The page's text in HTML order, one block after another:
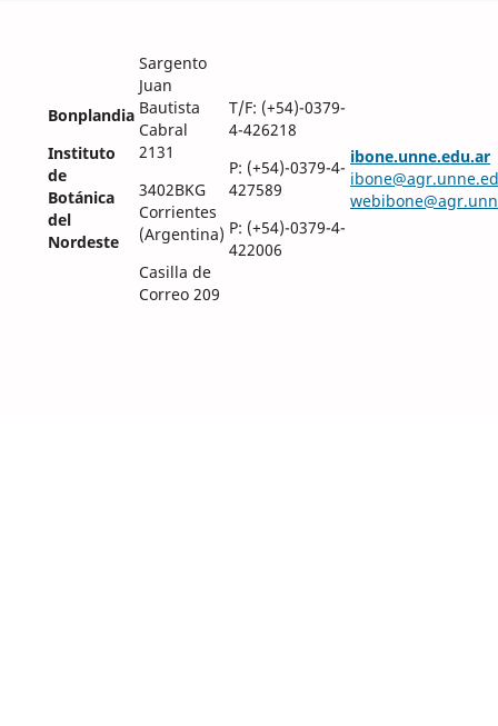
Bonplandia
Instituto
de
Botánica
del
Nordeste
Sargento
Juan
Bautista
Cabral
2131
3402BKG
Corrientes
(Argentina)
Casilla de
Correo 209
T/F: (+54)-0379-
4-426218
P: (+54)-0379-4-
427589
P: (+54)-0379-4-
422006
ibone.unne.edu.ar